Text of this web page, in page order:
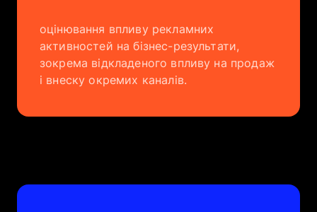
оцінювання впливу рекламних
активностей на бізнес-результати,
зокрема відкладеного впливу на продаж
і внеску окремих каналів.